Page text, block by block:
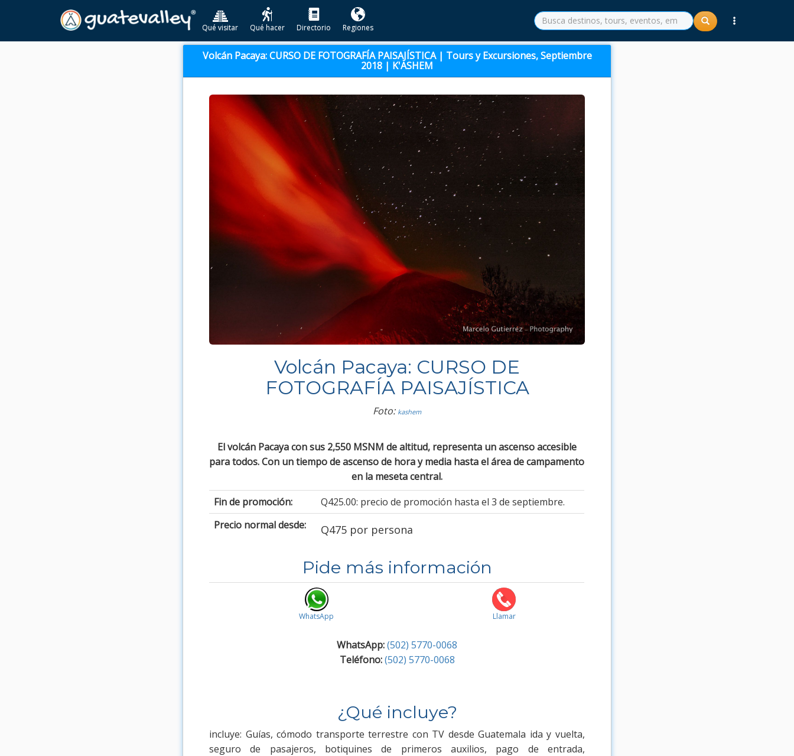
Qué visitar Qué hacer Directorio Regiones
Volcán Pacaya: CURSO DE FOTOGRAFÍA PAISAJÍSTICA | Tours y Excursiones, Septiembre
2018 | K'ASHEM
Volcán Pacaya: CURSO DE
FOTOGRAFÍA PAISAJÍSTICA
Foto: kashem
El volcán Pacaya con sus 2,550 MSNM de altitud, representa un ascenso accesible
para todos. Con un tiempo de ascenso de hora y media hasta el área de campamento
en la meseta central.
Fin de promoción:
Q425.00: precio de promoción hasta el 3 de septiembre.
Precio normal desde:
Q475 por persona
Pide más información
WhatsApp Llamar
WhatsApp:(502) 5770-0068
Teléfono: (502) 5770-0068
¿Qué incluye?
incluye: Guías, cómodo transporte terrestre con TV desde Guatemala ida y vuelta,
seguro de pasajeros, botiquines de primeros auxilios, pago de entrada,